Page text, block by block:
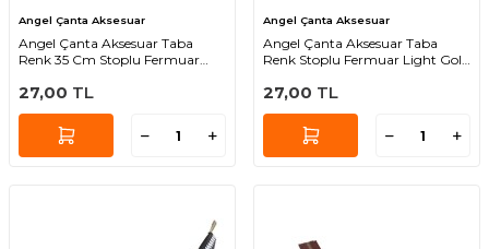
Angel Çanta Aksesuar
Angel Çanta Aksesuar Taba
Renk 35 Cm Stoplu Fermuar
27,00 TL
Angel Çanta Aksesuar
Angel Çanta Aksesuar Taba
Renk Stoplu Fermuar Light Gold
27,00 TL